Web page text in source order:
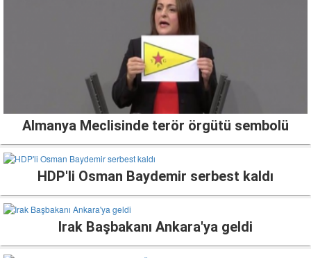
Almanya Meclisinde terör örgütü sembolü
HDP'li Osman Baydemir serbest kaldı
Irak Başbakanı Ankara'ya geldi